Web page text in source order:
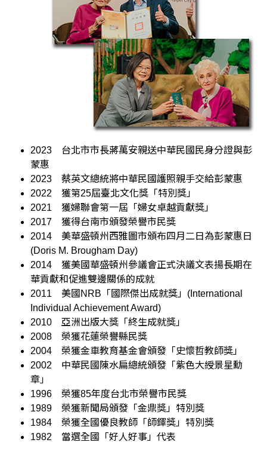
2023
台北市市長蔣萬安親送中華民國民身分證與彭
蒙惠
2023
蔡英文總統將中華民國護照親手交給彭蒙惠
2022
獲第25屆臺北文化獎「特別獎」
2021
獲婦聯會第一屆「婦女卓越貢獻獎」
2017
獲得台南市頒發榮譽市民獎
2014
美華盛頓州西雅圖市頒布四月二日為彭蒙惠日
(Doris M. Brougham Day)
2014
獲美國華盛頓州參議會正式決議文表揚長期在
華貢獻和促進雙邊關係的成就
2011
美國NRB「國際傑出成就獎」(International
Individual Achievement Award)
2010
亞洲出版大獎「終生成就獎」
2008
榮獲花蓮榮譽縣民獎
2004
榮獲金車教育基金會頒發「史懷哲教師獎」
2002
中華民國陳水扁總統頒發「紫色大綬景星勳
章」
1996
榮獲85年度台北市榮譽市民獎
1989
榮獲新聞局頒發「金鼎獎」特別獎
1984
榮獲全國優良教師「師鐸獎」特別獎
1982
當選全國「好人好事」代表